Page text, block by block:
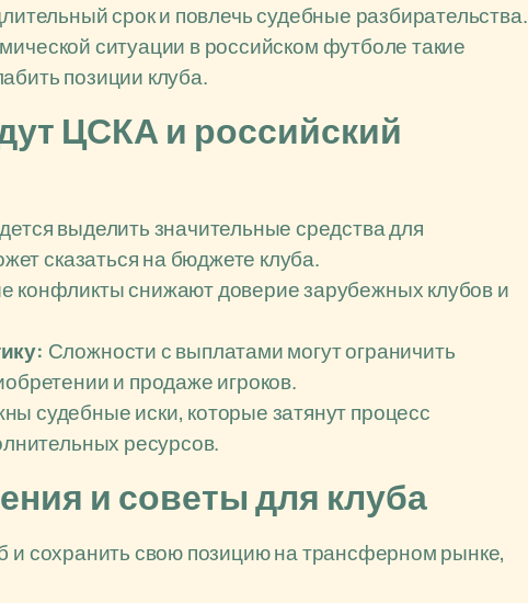
срок и повлечь судебные разбирательства.
ситуации в российском футболе такие
позиции клуба.
ЦСКА и российский
выделить значительные средства для
сказаться на бюджете клуба.
конфликты снижают доверие зарубежных клубов и
Сложности с выплатами могут ограничить
и продаже игроков.
судебные иски, которые затянут процесс
ресурсов.
и советы для клуба
сохранить свою позицию на трансферном рынке,